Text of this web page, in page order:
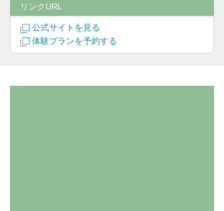
リンクURL
公式サイトを見る
体験プランを予約する